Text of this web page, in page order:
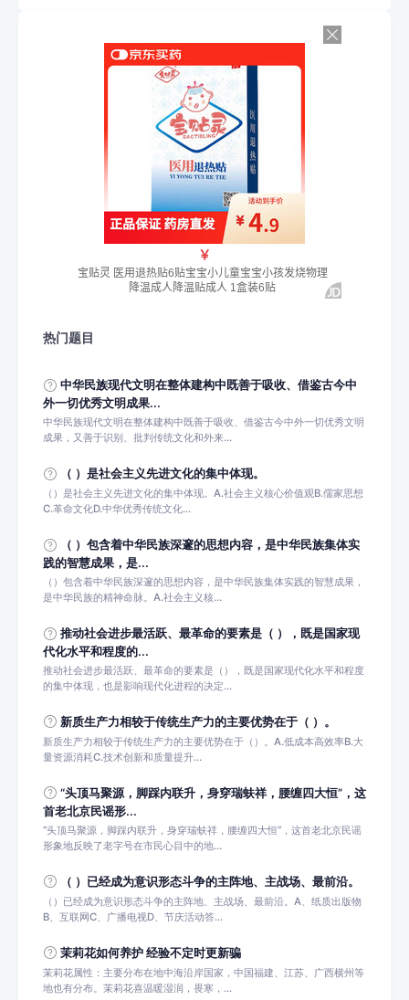
热门题目
中华民族现代文明在整体建构中既善于吸收、借鉴古今中
外一切优秀文明成果...
中华民族现代文明在整体建构中既善于吸收、借鉴古今中外一切优秀文明
成果，又善于识别、批判传统文化和外来...
（ ）是社会主义先进文化的集中体现。
（）是社会主义先进文化的集中体现。A.社会主义核心价值观B.儒家思想
C.革命文化D.中华优秀传统文化...
（ ）包含着中华民族深邃的思想内容，是中华民族集体实
践的智慧成果，是...
（）包含着中华民族深邃的思想内容，是中华民族集体实践的智慧成果，
是中华民族的精神命脉。A.社会主义核...
推动社会进步最活跃、最革命的要素是（ ），既是国家现
代化水平和程度的...
推动社会进步最活跃、最革命的要素是（），既是国家现代化水平和程度
的集中体现，也是影响现代化进程的决定...
新质生产力相较于传统生产力的主要优势在于（ ）。
新质生产力相较于传统生产力的主要优势在于（）。A.低成本高效率B.大
量资源消耗C.技术创新和质量提升...
“头顶马聚源，脚踩内联升，身穿瑞蚨祥，腰缠四大恒”，这
首老北京民谣形...
“头顶马聚源，脚踩内联升，身穿瑞蚨祥，腰缠四大恒”，这首老北京民谣
形象地反映了老字号在市民心目中的地...
（ ）已经成为意识形态斗争的主阵地、主战场、最前沿。
（）已经成为意识形态斗争的主阵地、主战场、最前沿。A、纸质出版物
B、互联网C、广播电视D、节庆活动答...
茉莉花如何养护 经验不定时更新骗
茉莉花属性：主要分布在地中海沿岸国家，中国福建、江苏、广西横州等
地也有分布。茉莉花喜温暖湿润，畏寒，...